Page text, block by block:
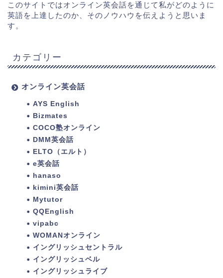
このサイトではオンライン英会話を通じて私がどのように
英語を上達したのか、そのノウハウを伝えようと思いま
す。
カテゴリー
オンライン英会話
AYS English
Bizmates
COCO塾オンライン
DMM英会話
ELTO（エルト）
e英会話
hanaso
kimini英会話
Mytutor
QQEnglish
vipabc
WOMANオンライン
イングリッシュセントラル
イングリッシュベル
イングリッシュライブ